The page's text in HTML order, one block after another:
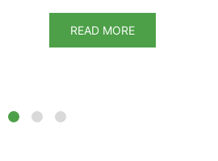
READ MORE